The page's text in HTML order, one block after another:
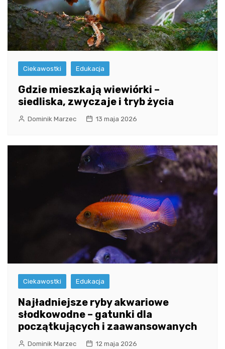
Ciekawostki Edukacja
Gdzie mieszkają wiewiórki –
siedliska, zwyczaje i tryb życia
Dominik Marzec 13 maja 2026
Ciekawostki Edukacja
Najładniejsze ryby akwariowe
słodkowodne – gatunki dla
początkujących i zaawansowanych
Dominik Marzec 12 maja 2026